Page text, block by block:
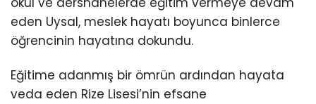
eden Uysal, meslek hayatı boyunca binlerce
öğrencinin hayatına dokundu.
Eğitime adanmış bir ömrün ardından hayata
veda eden Rize Lisesi’nin efsane